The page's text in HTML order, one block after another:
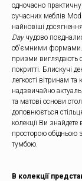
одночасно
сучасних меблів
найновіші
Dayчудово
об’ємними формами.
призми виглядають
покритті. Блискучі
легкості вітринам
надзвичайно
та матові основи
доповнюється
колекції Ви знайдете
просторою обідньою
тумбою.
В колекції